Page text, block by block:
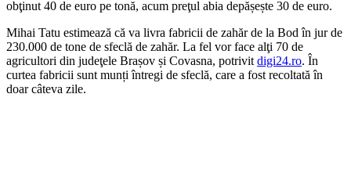
obţinut 40 de euro pe tonă, acum preţul abia depășește 30 de euro.
Mihai Tatu estimează că va livra fabricii de zahăr de la Bod în jur de
230.000 de tone de sfeclă de zahăr. La fel vor face alţi 70 de
agricultori din judeţele Brașov și Covasna, potrivit digi24.ro. În
curtea fabricii sunt munți întregi de sfeclă, care a fost recoltată în
doar câteva zile.